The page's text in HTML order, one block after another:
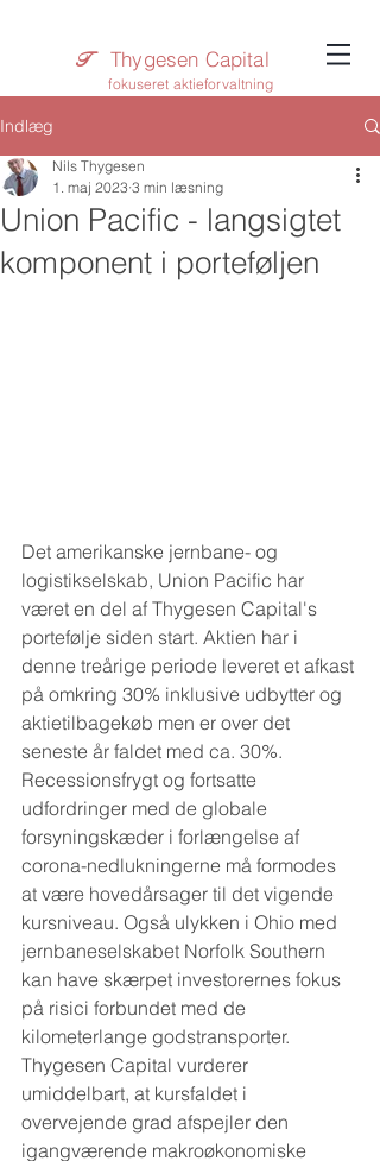
T​ Thygesen Capital
fokuseret aktieforvaltning
Indlæg
Union Pacific - langsigtet
komponent i porteføljen
Nils Thygesen
1. maj 2023 3 min læsning
Det amerikanske jernbane- og
logistikselskab, Union Pacific har
været en del af Thygesen Capital's
portefølje siden start. Aktien har i
denne treårige periode leveret et afkast
på omkring 30% inklusive udbytter og
aktietilbagekøb men er over det
seneste år faldet med ca. 30%.
Recessionsfrygt og fortsatte
udfordringer med de globale
forsyningskæder i forlængelse af
corona-nedlukningerne må formodes
at være hovedårsager til det vigende
kursniveau. Også ulykken i Ohio med
jernbaneselskabet Norfolk Southern
kan have skærpet investorernes fokus
på risici forbundet med de
kilometerlange godstransporter.
Thygesen Capital vurderer
umiddelbart, at kursfaldet i
overvejende grad afspejler den
igangværende makroøkonomiske